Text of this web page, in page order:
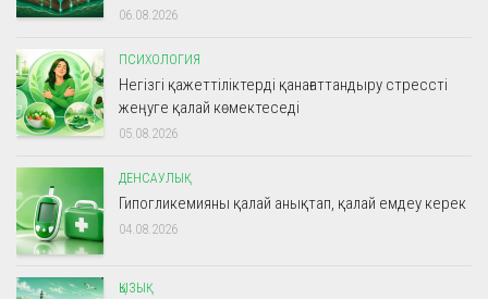
06.08.2026
ПСИХОЛОГИЯ
Негізгі қажеттіліктерді қанағаттандыру стрессті
жеңуге қалай көмектеседі
05.08.2026
ДЕНСАУЛЫҚ
Гипогликемияны қалай анықтап, қалай емдеу керек
04.08.2026
ҚЫЗЫҚ